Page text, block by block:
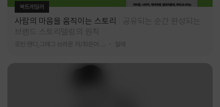
북트레일러
사람의 마음을 움직이는 스토리
공유되는 순간 완성되는
브랜드 스토리텔링의 원칙
알레